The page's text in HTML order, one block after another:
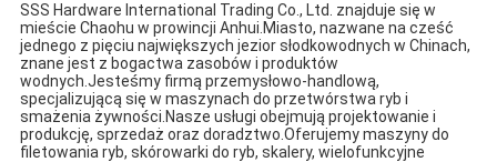
SSS Hardware International Trading Co., Ltd. znajduje się w
mieście Chaohu w prowincji Anhui.Miasto, nazwane na cześć
jednego z pięciu największych jezior słodkowodnych w Chinach,
znane jest z bogactwa zasobów i produktów
wodnych.Jesteśmy firmą przemysłowo-handlową,
specjalizującą się w maszynach do przetwórstwa ryb i
smażenia żywności.Nasze usługi obejmują projektowanie i
produkcję, sprzedaż oraz doradztwo.Oferujemy maszyny do
filetowania ryb, skórowarki do ryb, skalery, wielofunkcyjne